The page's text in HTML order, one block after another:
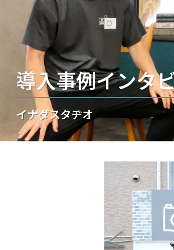
導入事例インタ
イナダスタヂオ